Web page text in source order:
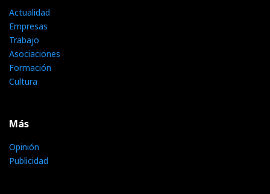
Actualidad
Empresas
Trabajo
Asociaciones
Formación
Cultura
Más
Opinión
Publicidad